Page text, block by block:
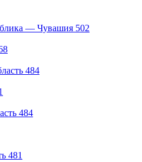
— Чувашия 502
484
484
481